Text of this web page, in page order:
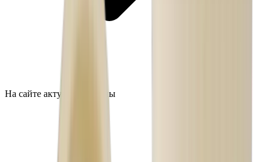
На сайте актуальные цены